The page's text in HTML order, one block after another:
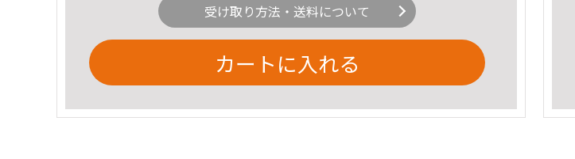
受け取り方法・送料について
カートに入れる